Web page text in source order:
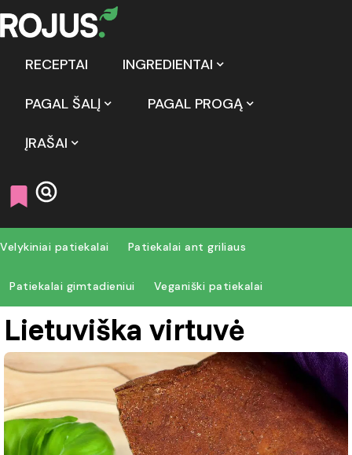
RECEPTAI INGREDIENTAI
PAGAL ŠALĮ PAGAL PROGĄ
ĮRAŠAI
Velykiniai patiekalai Patiekalai ant griliaus
Patiekalai gimtadieniui Veganiški patiekalai
Lietuviška virtuvė